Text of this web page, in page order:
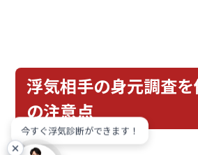
浮気相手の身元調査
の注意点
今すぐ浮気診断ができます！